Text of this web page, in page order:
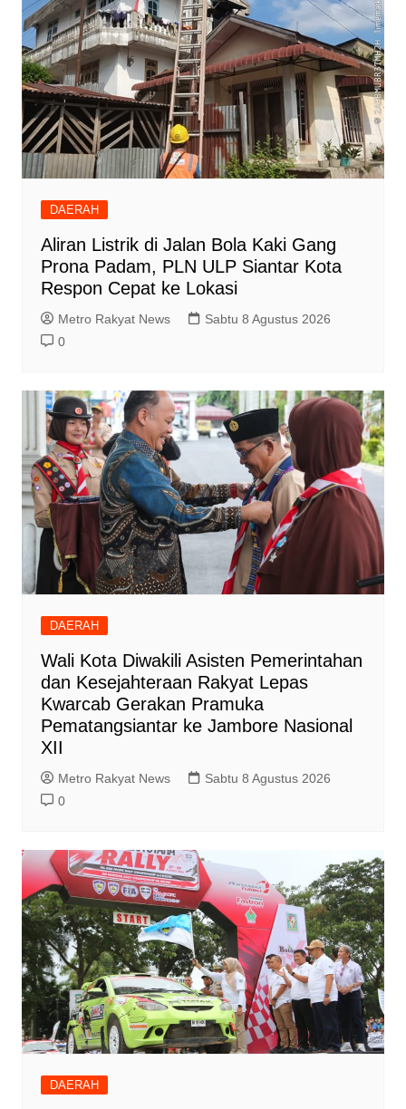
DAERAH
Aliran Listrik di Jalan Bola Kaki Gang
Prona Padam, PLN ULP Siantar Kota
Respon Cepat ke Lokasi
Metro Rakyat News
Sabtu 8 Agustus 2026
0
DAERAH
Wali Kota Diwakili Asisten Pemerintahan
dan Kesejahteraan Rakyat Lepas
Kwarcab Gerakan Pramuka
Pematangsiantar ke Jambore Nasional
XII
Metro Rakyat News
Sabtu 8 Agustus 2026
0
DAERAH